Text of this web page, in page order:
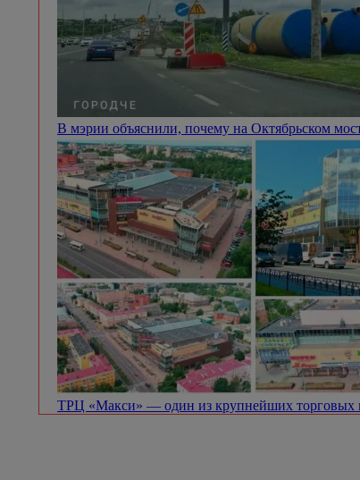
В мэрии объяснили, почему на Октябрьском
ТРЦ «Макси» — один из крупнейших торговых